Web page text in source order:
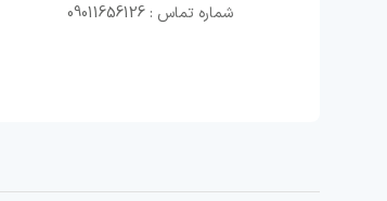
شماره تماس : 09011656126